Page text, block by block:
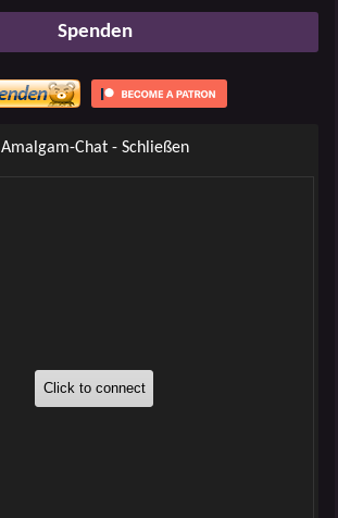
Spenden
Amalgam-Chat - Schließen